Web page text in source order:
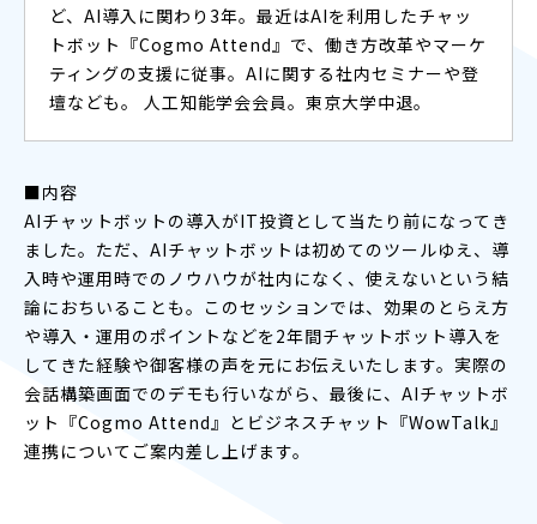
ど、AI導入に関わり3年。最近はAIを利用したチャッ
トボット『Cogmo Attend』で、働き方改革やマーケ
ティングの支援に従事。AIに関する社内セミナーや登
壇なども。 人工知能学会会員。東京大学中退。
■内容
AIチャットボットの導入がIT投資として当たり前になってき
ました。ただ、AIチャットボットは初めてのツールゆえ、導
入時や運用時でのノウハウが社内になく、使えないという結
論におちいることも。このセッションでは、効果のとらえ方
や導入・運用のポイントなどを2年間チャットボット導入を
してきた経験や御客様の声を元にお伝えいたします。実際の
会話構築画面でのデモも行いながら、最後に、AIチャットボ
ット『Cogmo Attend』とビジネスチャット『WowTalk』
連携についてご案内差し上げます。